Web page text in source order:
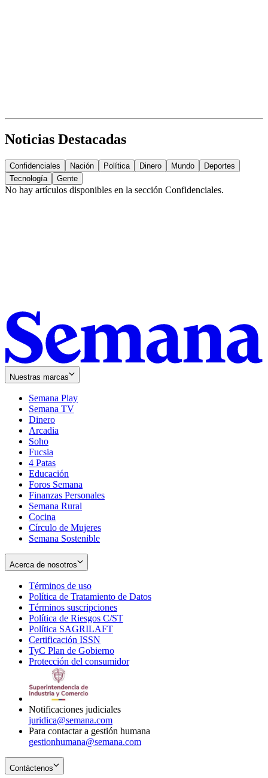
Noticias Destacadas
Confidenciales Nación Política Dinero Mundo
Deportes
Tecnología
Gente
No hay artículos disponibles en la sección Confidenciales.
Nuestras marcas
Semana Play
Semana TV
Dinero
Arcadia
Soho
in
new
window
Fucsia
in
new
window
4 Patas
Educación
Foros Semana
Finanzas Personales
Semana Rural
Cocina
Círculo de Mujeres
Semana Sostenible
Acerca de nosotros
Términos de uso
in
new
window
Política de Tratamiento de Datos
Términos suscripciones
in
Política de Riesgos C/ST
Política SAGRILAFT
new
window
Certificación ISSN
in
new
TyC Plan de Gobierno
in
Protección del consumidorOpens
Notificaciones judiciales
juridica@semana.com
Para contactar a gestión humana
gestionhumana@semana.com
Contáctenos